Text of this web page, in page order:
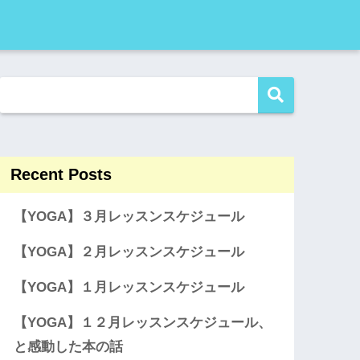
Recent Posts
【YOGA】３月レッスンスケジュール
【YOGA】２月レッスンスケジュール
【YOGA】１月レッスンスケジュール
【YOGA】１２月レッスンスケジュール、
と感動した本の話